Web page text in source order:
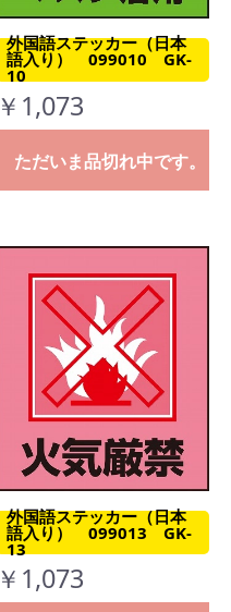
外国語ステッカー（日本
語入り） 099010 GK-
10
￥1,073
ただいま品切れ中です。
外国語ステッカー（日本
語入り） 099013 GK-
13
￥1,073